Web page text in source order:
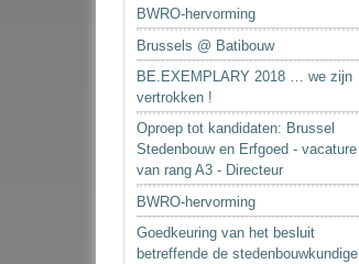
BWRO-hervorming
Brussels @ Batibouw
BE.EXEMPLARY 2018 … we zijn
vertrokken !
Oproep tot kandidaten: Brussel
Stedenbouw en Erfgoed - vacature
van rang A3 - Directeur
BWRO-hervorming
Goedkeuring van het besluit
betreffende de stedenbouwkundige